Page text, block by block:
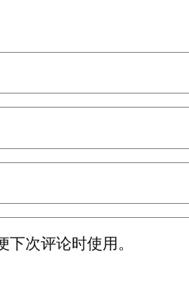
次评论时使用。